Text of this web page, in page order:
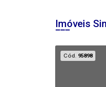
Imóveis
Cód. 95898